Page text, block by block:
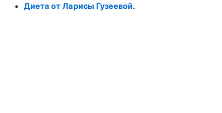
Диета от Ларисы Гузеевой.